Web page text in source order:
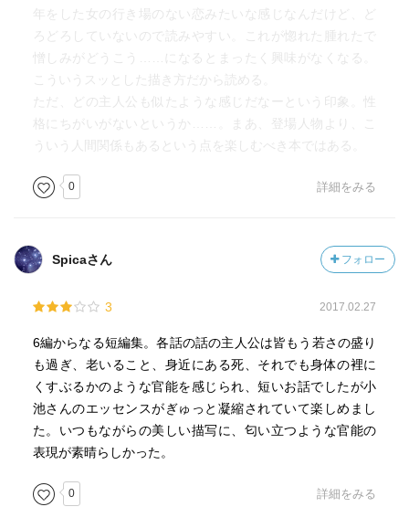
年をした女の行き場のない恋みたいな感じなんだけど、ど
ろどろしていないので読みやすい。これが惚れた腫れたで
憎しみがどうこう……になるとまったく興味がなくなる。
こういうスッとした描き方だから読める。
ただ、どの主人公も似たような感じだなーという印象。性
格にちがいがないというか……。まあ、登場人物より、こ
ういう人間関係もあるという点を楽しむべき本ではある。
0 詳細をみる
Spicaさん フォロー
3 2017.02.27
6編からなる短編集。各話の話の主人公は皆もう若さの盛り
も過ぎ、老いること、身近にある死、それでも身体の裡に
くすぶるかのような官能を感じられ、短いお話でしたが小
池さんのエッセンスがぎゅっと凝縮されていて楽しめまし
た。いつもながらの美しい描写に、匂い立つような官能の
表現が素晴らしかった。
0 詳細をみる